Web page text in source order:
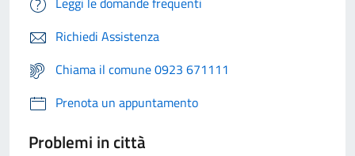
Richiedi Assistenza
Chiama il comune 0923 671111
Prenota un appuntamento
Problemi in città